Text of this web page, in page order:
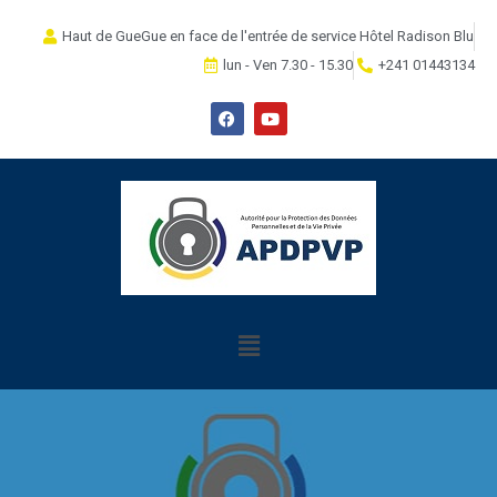
Haut de GueGue en face de l'entrée de service Hôtel Radison Blu
lun - Ven 7.30 - 15.30
+241 01443134